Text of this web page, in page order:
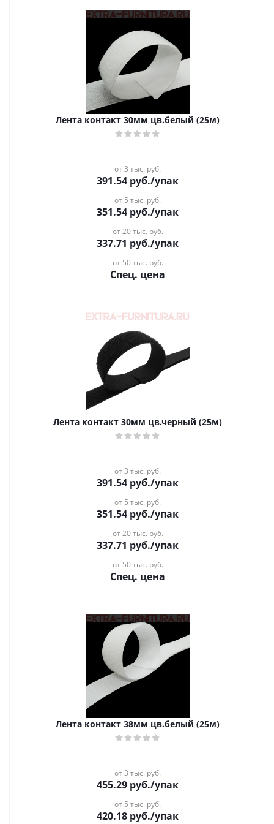
Лента контакт 30мм цв.белый (25м)
от 3 тыс. руб.
391.54 руб./упак
от 5 тыс. руб.
351.54 руб./упак
от 20 тыс. руб.
337.71 руб./упак
от 50 тыс. руб.
Спец. цена
Лента контакт 30мм цв.черный (25м)
от 3 тыс. руб.
391.54 руб./упак
от 5 тыс. руб.
351.54 руб./упак
от 20 тыс. руб.
337.71 руб./упак
от 50 тыс. руб.
Спец. цена
Лента контакт 38мм цв.белый (25м)
от 3 тыс. руб.
455.29 руб./упак
от 5 тыс. руб.
420.18 руб./упак